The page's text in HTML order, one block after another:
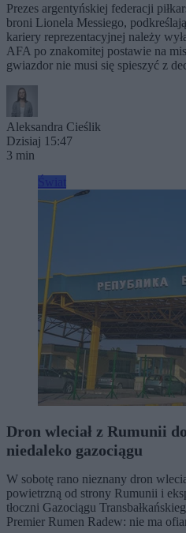
Prezes argentyńskiej federacji
broni Lionela Messiego,
kariery reprezentacyjnej należy
AFA po znakomitej postawie na
gwiazdor nie musi się spieszyć z
Aleksandra Cieślik
Dzisiaj 15:47
3 min
Dron wleciał z Rumunii
niedaleko gazociągu
W sobotę rano nieznany dron
powietrzną od strony Rumunii i
tłoczni Gazociągu
Premier Rumen Radew: nie ma